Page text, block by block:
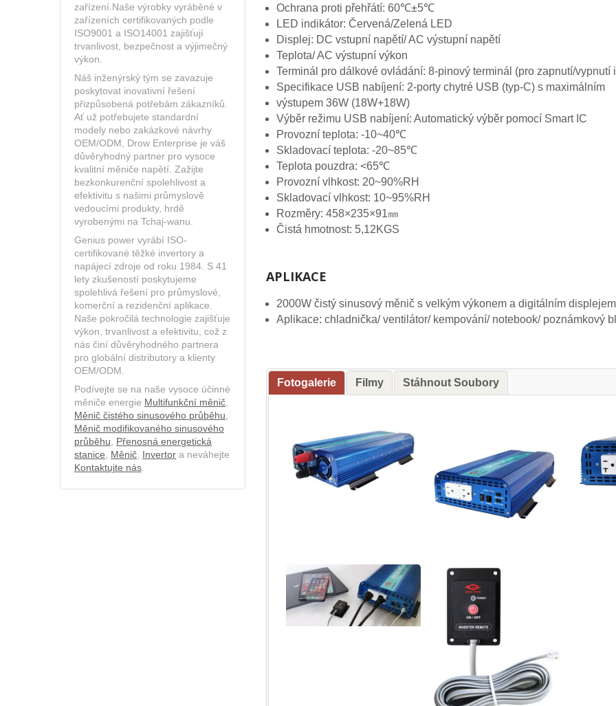
zařízení.Naše výrobky vyráběné v
zařízeních certifikovaných podle
ISO9001 a ISO14001 zajišťují
trvanlivost, bezpečnost a výjimečný
výkon.
Náš inženýrský tým se zavazuje
poskytovat inovativní řešení
přizpůsobená potřebám zákazníků.
Ať už potřebujete standardní
modely nebo zakázkové návrhy
OEM/ODM, Drow Enterprise je váš
důvěryhodný partner pro vysoce
kvalitní měniče napětí. Zažijte
bezkonkurenční spolehlivost a
efektivitu s našimi průmyslově
vedoucími produkty, hrdě
vyrobenými na Tchaj-wanu.
Genius power vyrábí ISO-
certifikované těžké invertory a
napájecí zdroje od roku 1984. S 41
lety zkušeností poskytujeme
spolehlivá řešení pro průmyslové,
komerční a rezidenční aplikace.
Naše pokročilá technologie zajišťuje
výkon, trvanlivost a efektivitu, což z
nás činí důvěryhodného partnera
pro globální distributory a klienty
OEM/ODM.
Podívejte se na naše vysoce účinné
měniče energie Multifunkční měnič,
Měnič čistého sinusového průběhu,
Měnič modifikovaného sinusového
průběhu, Přenosná energetická
stanice, Měnič, Invertor a neváhejte
Kontaktujte nás.
Ochrana proti přehřátí: 60℃±5℃
LED indikátor: Červená/Zelená LED
Displej: DC vstupní napětí/ AC výstupní napětí
Teplota/ AC výstupní výkon
Terminál pro dálkové ovládání: 8-pinový terminál (pro zapnutí/vypnutí
Specifikace USB nabíjení: 2-porty chytré USB (typ-C) s maximálním
výstupem 36W (18W+18W)
Výběr režimu USB nabíjení: Automatický výběr pomocí Smart IC
Provozní teplota: -10~40℃
Skladovací teplota: -20~85℃
Teplota pouzdra: <65℃
Provozní vlhkost: 20~90%RH
Skladovací vlhkost: 10~95%RH
Rozměry: 458×235×91㎜
Čistá hmotnost: 5,12KGS
APLIKACE
2000W čistý sinusový měnič s velkým výkonem a digitálním
Aplikace: chladnička/ ventilátor/ kempování/ notebook/ poznámkový
Fotogalerie Filmy Stáhnout Soubory